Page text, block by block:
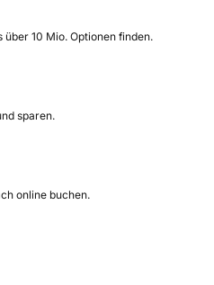
10 Mio. Optionen finden.
sparen.
online buchen.